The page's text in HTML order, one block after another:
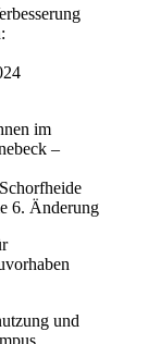
im
–
6. Änderung
und